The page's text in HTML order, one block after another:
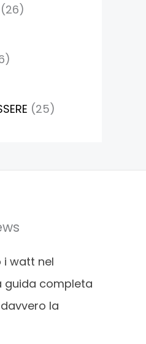
(26)
(25)
i watt nel
guida completa
la